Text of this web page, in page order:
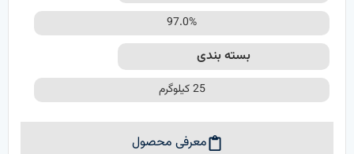
معرفی محصول
97.0%
بسته بندی
25 کیلوگرم